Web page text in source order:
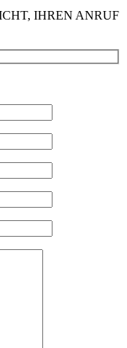
IHREN ANRUF